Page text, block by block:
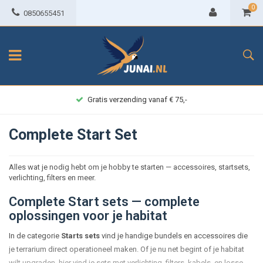
0850655451
0
Gratis verzending vanaf € 75,-
Complete Start Set
Alles wat je nodig hebt om je hobby te starten — accessoires, startsets,
verlichting, filters en meer.
Complete Start sets — complete
oplossingen voor je habitat
In de categorie Starts sets vind je handige bundels en accessoires die
je terrarium direct operationeel maken. Of je nu net begint of je habitat